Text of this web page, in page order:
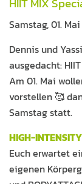
Samstag, 01. Mai
Dennis und
ausgedacht:
Am 01. Mai
vorstellen 🥰
Samstag statt.
HIGH-
Euch erwartet
eigenen